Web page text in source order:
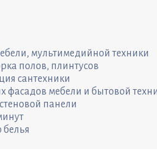
мультимедийной техники
полов, плинтусов
сантехники
фасадов мебели и бытовой
панели
белья